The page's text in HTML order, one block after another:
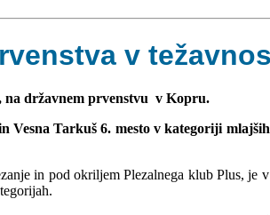
v
na državnem prvenstvu v Kopru.
Tarkuš 6. mesto v kategoriji
in pod okriljem Plezalnega klub Plus,